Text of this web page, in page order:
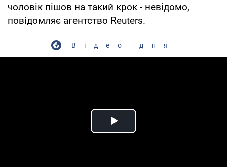
чоловік пішов на такий крок - невідомо,
повідомляє агентство Reuters.
Відео дня
Play Video